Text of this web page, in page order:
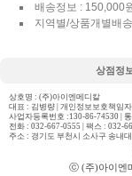
배송정보 : 150,000
지역별/상품개별배
상점정
상호명 : (주)아이엔메디칼
대표 : 김병량 | 개인정보보호책임
사업자등록번호 :130-86-74530 |
전화 : 032-667-0555 | 팩스 : 032-
주소 : 경기도 부천시 소사구 송내
ⓒ (주)아이엔